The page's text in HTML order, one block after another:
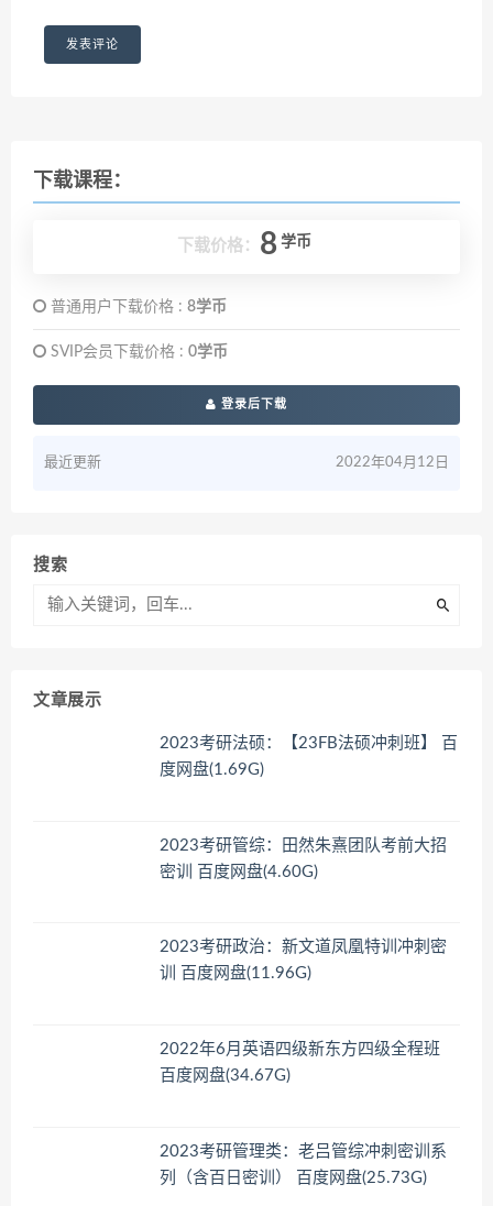
下载课程：
下载价格： 8 学币
普通用户下载价格 : 8学币
SVIP会员下载价格 : 0学币
登录后下载
最近更新 2022年04月12日
搜索
文章展示
2023考研法硕：【23FB法硕冲刺班】 百
度网盘(1.69G)
2023考研管综：田然朱熹团队考前大招
密训 百度网盘(4.60G)
2023考研政治：新文道凤凰特训冲刺密
训 百度网盘(11.96G)
2022年6月英语四级新东方四级全程班
百度网盘(34.67G)
2023考研管理类：老吕管综冲刺密训系
列（含百日密训） 百度网盘(25.73G)